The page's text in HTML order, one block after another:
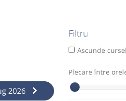
Filtru
Ascunde
Plecare între
2026